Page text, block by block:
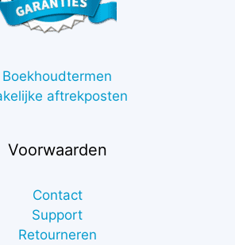
Boekhoudtermen
aftrekposten
Voorwaarden
Contact
Support
Retourneren